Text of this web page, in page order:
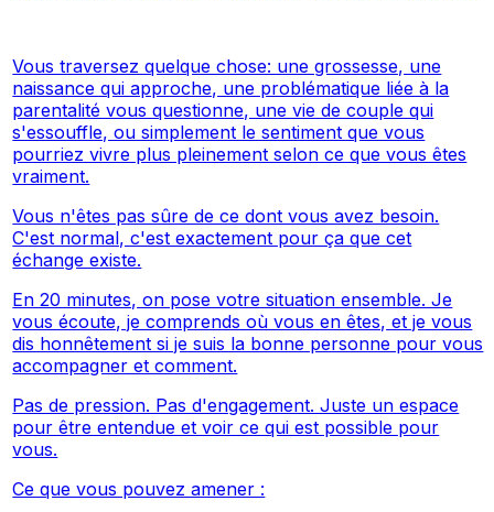
Vous traversez quelque chose: une grossesse, une
naissance qui approche, une problématique liée à la
parentalité vous questionne, une vie de couple qui
s'essouffle, ou simplement le sentiment que vous
pourriez vivre plus pleinement selon ce que vous êtes
vraiment.
Vous n'êtes pas sûre de ce dont vous avez besoin.
C'est normal, c'est exactement pour ça que cet
échange existe.
En 20 minutes, on pose votre situation ensemble. Je
vous écoute, je comprends où vous en êtes, et je vous
dis honnêtement si je suis la bonne personne pour vous
accompagner et comment.
Pas de pression. Pas d'engagement. Juste un espace
pour être entendue et voir ce qui est possible pour
vous.
Ce que vous pouvez amener :